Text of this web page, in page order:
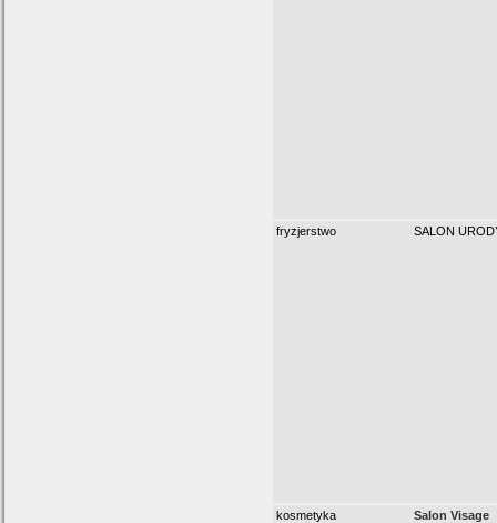
fryzjerstwo SALON
kosmetyka Salon Visage